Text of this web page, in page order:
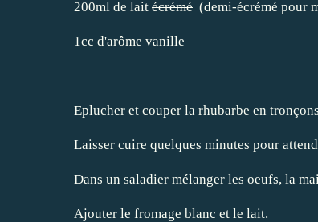
200ml de lait écrémé (demi-écrémé pour
1cc d'arôme vanille
Eplucher et couper la rhubarbe en
Laisser cuire quelques minutes pour
Dans un saladier mélanger les oeufs, la
Ajouter le fromage blanc et le lait.